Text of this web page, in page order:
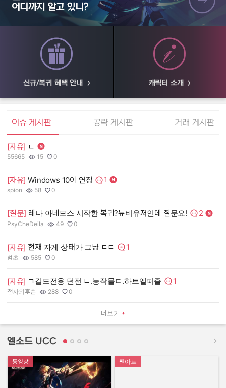
신규/복귀 혜택 안내 캐릭터 소개
엘소드 커뮤니티
이슈 게시판 공략 게시판 거래 게시판
더보기
[자유] ㄴ
작성자:
55665
조회수:
15
추천수:
0
[자유] Windows 10이 연장 댓글수:
1
작성자:
spion
조회수:
58
추천수:
0
[질문] 레나 아네모스 시작한 복귀?뉴비유저인데 질문요! 댓글수:
2
작성자:
PsyCheDeila
조회수:
49
추천수:
0
[자유] 현재 자게 상태가 그냥 ㄷㄷ 댓글수:
1
작성자:
범초
조회수:
585
추천수:
0
[자유] ㄱ길드전용 던전 ㄴ.농작물ㄷ.하트엘퍼즐 댓글수:
1
작성자:
천자의후손
조회수:
288
추천수:
0
엘소드 UCC
동영상 팬아트